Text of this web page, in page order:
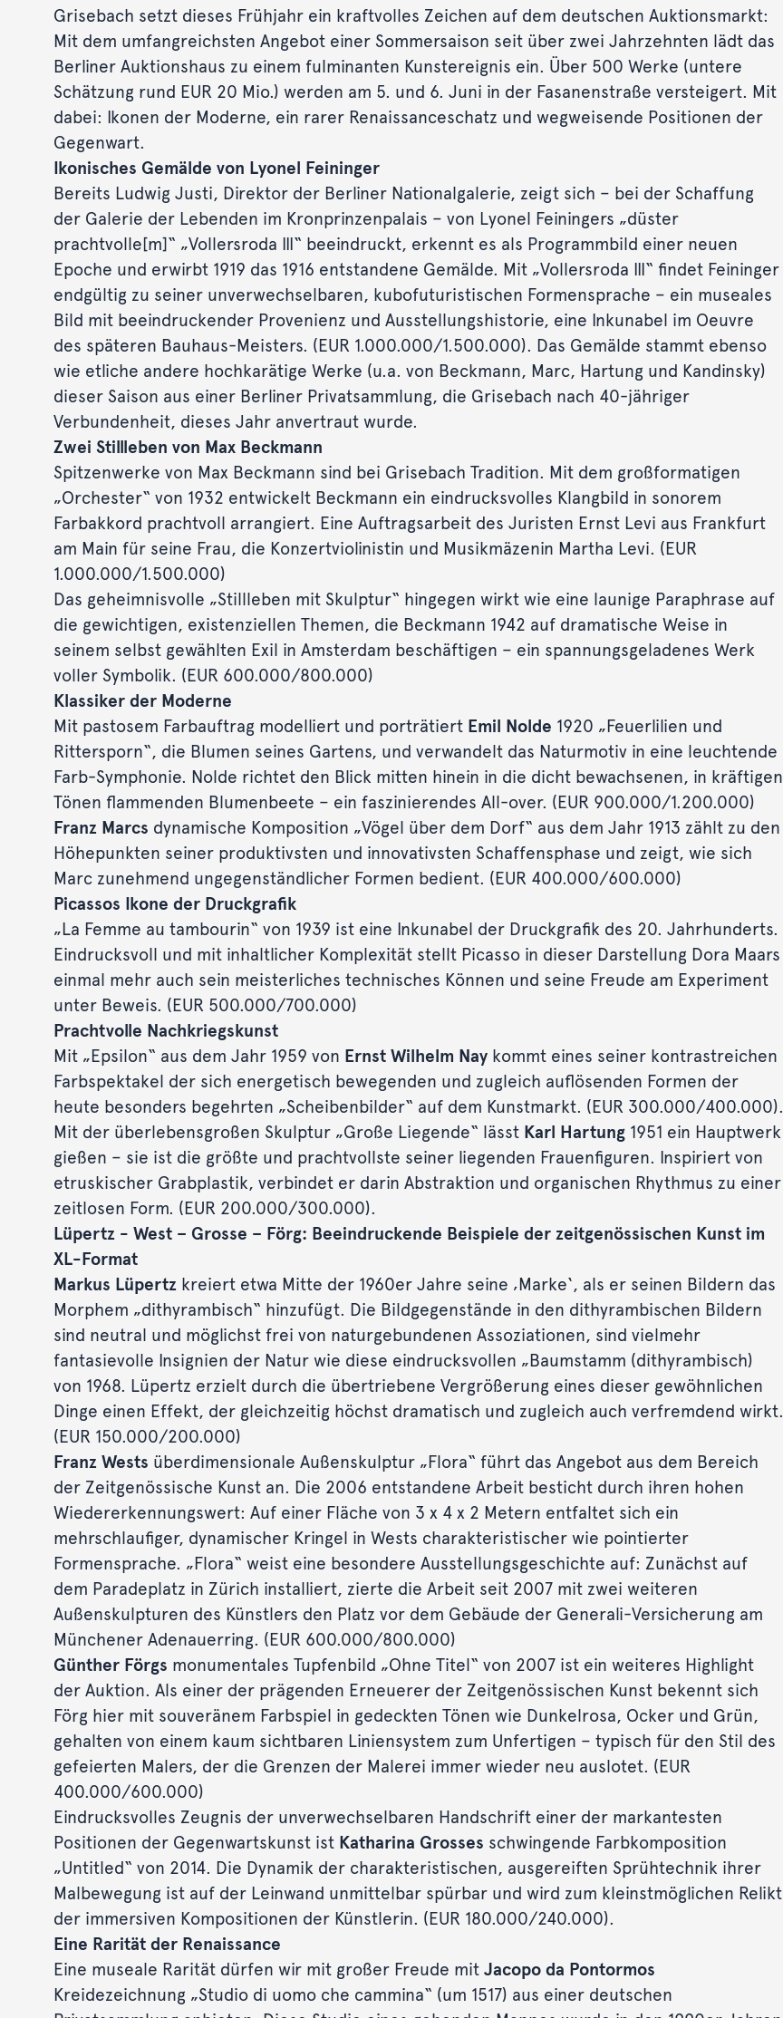
Grisebach setzt dieses Frühjahr ein kraftvolles Zeichen auf dem deutschen Auktionsmarkt:
Mit dem umfangreichsten Angebot einer Sommersaison seit über zwei Jahrzehnten lädt das
Berliner Auktionshaus zu einem fulminanten Kunstereignis ein. Über 500 Werke (untere
Schätzung rund EUR 20 Mio.) werden am 5. und 6. Juni in der Fasanenstraße versteigert. Mit
dabei: Ikonen der Moderne, ein rarer Renaissanceschatz und wegweisende Positionen der
Gegenwart.
Ikonisches Gemälde von Lyonel Feininger
Bereits Ludwig Justi, Direktor der Berliner Nationalgalerie, zeigt sich – bei der Schaffung
der Galerie der Lebenden im Kronprinzenpalais – von Lyonel Feiningers „düster
prachtvolle[m]“ „Vollersroda III“ beeindruckt, erkennt es als Programmbild einer neuen
Epoche und erwirbt 1919 das 1916 entstandene Gemälde. Mit „Vollersroda III“ findet Feininger
endgültig zu seiner unverwechselbaren, kubofuturistischen Formensprache – ein museales
Bild mit beeindruckender Provenienz und Ausstellungshistorie, eine Inkunabel im Oeuvre
des späteren Bauhaus-Meisters. (EUR 1.000.000/1.500.000). Das Gemälde stammt ebenso
wie etliche andere hochkarätige Werke (u.a. von Beckmann, Marc, Hartung und Kandinsky)
dieser Saison aus einer Berliner Privatsammlung, die Grisebach nach 40-jähriger
Verbundenheit, dieses Jahr anvertraut wurde.
Zwei Stillleben von Max Beckmann
Spitzenwerke von Max Beckmann sind bei Grisebach Tradition. Mit dem großformatigen
„Orchester“ von 1932 entwickelt Beckmann ein eindrucksvolles Klangbild in sonorem
Farbakkord prachtvoll arrangiert. Eine Auftragsarbeit des Juristen Ernst Levi aus Frankfurt
am Main für seine Frau, die Konzertviolinistin und Musikmäzenin Martha Levi. (EUR
1.000.000/1.500.000)
Das geheimnisvolle „Stillleben mit Skulptur“ hingegen wirkt wie eine launige Paraphrase auf
die gewichtigen, existenziellen Themen, die Beckmann 1942 auf dramatische Weise in
seinem selbst gewählten Exil in Amsterdam beschäftigen – ein spannungsgeladenes Werk
voller Symbolik. (EUR 600.000/800.000)
Klassiker der Moderne
Mit pastosem Farbauftrag modelliert und porträtiert Emil Nolde 1920 „Feuerlilien und
Rittersporn“, die Blumen seines Gartens, und verwandelt das Naturmotiv in eine leuchtende
Farb-Symphonie. Nolde richtet den Blick mitten hinein in die dicht bewachsenen, in kräftigen
Tönen flammenden Blumenbeete – ein faszinierendes All-over. (EUR 900.000/1.200.000)
Franz Marcs dynamische Komposition „Vögel über dem Dorf“ aus dem Jahr 1913 zählt zu den
Höhepunkten seiner produktivsten und innovativsten Schaffensphase und zeigt, wie sich
Marc zunehmend ungegenständlicher Formen bedient. (EUR 400.000/600.000)
Picassos Ikone der Druckgrafik
„La Femme au tambourin“ von 1939 ist eine Inkunabel der Druckgrafik des 20. Jahrhunderts.
Eindrucksvoll und mit inhaltlicher Komplexität stellt Picasso in dieser Darstellung Dora Maars
einmal mehr auch sein meisterliches technisches Können und seine Freude am Experiment
unter Beweis. (EUR 500.000/700.000)
Prachtvolle Nachkriegskunst
Mit „Epsilon“ aus dem Jahr 1959 von Ernst Wilhelm Naykommt eines seiner kontrastreichen
Farbspektakel der sich energetisch bewegenden und zugleich auflösenden Formen der
heute besonders begehrten „Scheibenbilder“ auf dem Kunstmarkt. (EUR 300.000/400.000).
Mit der überlebensgroßen Skulptur „Große Liegende“ lässt Karl Hartung1951 ein Hauptwerk
gießen – sie ist die größte und prachtvollste seiner liegenden Frauenfiguren. Inspiriert von
etruskischer Grabplastik, verbindet er darin Abstraktion und organischen Rhythmus zu einer
zeitlosen Form. (EUR 200.000/300.000).
Lüpertz - West – Grosse – Förg: Beeindruckende Beispiele der zeitgenössischen Kunst im
XL-Format
Markus Lüpertz kreiert etwa Mitte der 1960er Jahre seine ‚Marke‘, als er seinen Bildern das
Morphem „dithyrambisch“ hinzufügt. Die Bildgegenstände in den dithyrambischen Bildern
sind neutral und möglichst frei von naturgebundenen Assoziationen, sind vielmehr
fantasievolle Insignien der Natur wie diese eindrucksvollen „Baumstamm (dithyrambisch)
von 1968. Lüpertz erzielt durch die übertriebene Vergrößerung eines dieser gewöhnlichen
Dinge einen Effekt, der gleichzeitig höchst dramatisch und zugleich auch verfremdend wirkt.
(EUR 150.000/200.000)
Franz Wests überdimensionale Außenskulptur „Flora“ führt das Angebot aus dem Bereich
der Zeitgenössische Kunst an. Die 2006 entstandene Arbeit besticht durch ihren hohen
Wiedererkennungswert: Auf einer Fläche von 3 x 4 x 2 Metern entfaltet sich ein
mehrschlaufiger, dynamischer Kringel in Wests charakteristischer wie pointierter
Formensprache. „Flora“ weist eine besondere Ausstellungsgeschichte auf: Zunächst auf
dem Paradeplatz in Zürich installiert, zierte die Arbeit seit 2007 mit zwei weiteren
Außenskulpturen des Künstlers den Platz vor dem Gebäude der Generali-Versicherung am
Münchener Adenauerring. (EUR 600.000/800.000)
Günther Förgs monumentales Tupfenbild „Ohne Titel“ von 2007 ist ein weiteres Highlight
der Auktion. Als einer der prägenden Erneuerer der Zeitgenössischen Kunst bekennt sich
Förg hier mit souveränem Farbspiel in gedeckten Tönen wie Dunkelrosa, Ocker und Grün,
gehalten von einem kaum sichtbaren Liniensystem zum Unfertigen – typisch für den Stil des
gefeierten Malers, der die Grenzen der Malerei immer wieder neu auslotet. (EUR
400.000/600.000)
Eindrucksvolles Zeugnis der unverwechselbaren Handschrift einer der markantesten
Positionen der Gegenwartskunst ist Katharina Grosses schwingende Farbkomposition
„Untitled“ von 2014. Die Dynamik der charakteristischen, ausgereiften Sprühtechnik ihrer
Malbewegung ist auf der Leinwand unmittelbar spürbar und wird zum kleinstmöglichen Relikt
der immersiven Kompositionen der Künstlerin. (EUR 180.000/240.000).
Eine Rarität der Renaissance
Eine museale Rarität dürfen wir mit großer Freude mit Jacopo da Pontormos
Kreidezeichnung „Studio di uomo che cammina“ (um 1517) aus einer deutschen